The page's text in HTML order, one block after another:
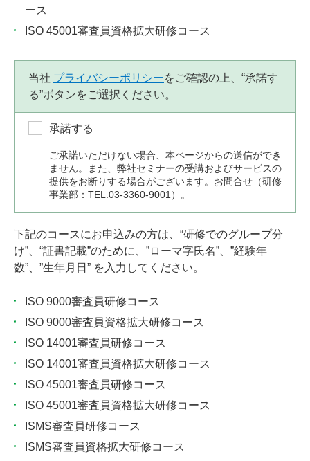
ース
ISO 45001審査員資格拡大研修コース
当社 プライバシーポリシーをご確認の上、“承諾す
る”ボタンをご選択ください。
承諾する
ご承諾いただけない場合、本ページからの送信ができ
ません。また、弊社セミナーの受講およびサービスの
提供をお断りする場合がございます。お問合せ（研修
事業部：TEL.03-3360-9001）。
下記のコースにお申込みの方は、“研修でのグループ分
け”、“証書記載”のために、”ローマ字氏名”、”経験年
数”、”生年月日” を入力してください。
ISO 9000審査員研修コース
ISO 9000審査員資格拡大研修コース
ISO 14001審査員研修コース
ISO 14001審査員資格拡大研修コース
ISO 45001審査員研修コース
ISO 45001審査員資格拡大研修コース
ISMS審査員研修コース
ISMS審査員資格拡大研修コース